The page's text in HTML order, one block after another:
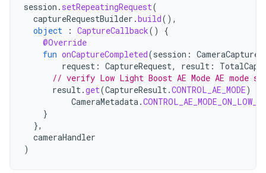
session . setRepeatingRequest(
captureRequestBuilder .build(),
object
: CaptureCallback()
{
@Override
fun onCaptureCompleted(session :
request : CaptureRequest, result :
// verify Low Light Boost AE Mode AE mode
result.get(CaptureResult.CONTROL_AE_MODE)
CameraMetadata.
}
},
cameraHandler
)